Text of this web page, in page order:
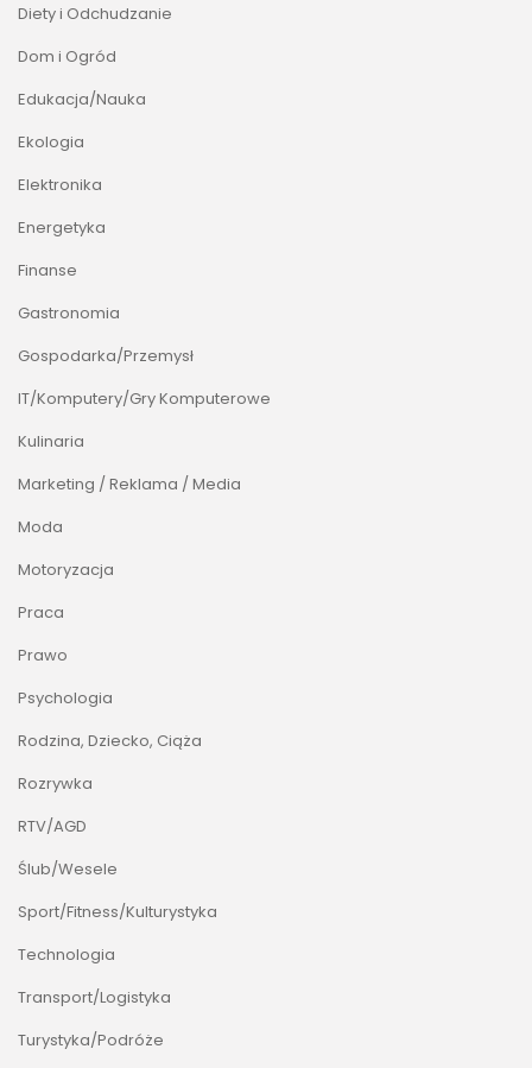
Diety i Odchudzanie
Dom i Ogród
Edukacja/Nauka
Ekologia
Elektronika
Energetyka
Finanse
Gastronomia
Gospodarka/Przemysł
IT/Komputery/Gry Komputerowe
Kulinaria
Marketing / Reklama / Media
Moda
Motoryzacja
Praca
Prawo
Psychologia
Rodzina, Dziecko, Ciąża
Rozrywka
RTV/AGD
Ślub/Wesele
Sport/Fitness/Kulturystyka
Technologia
Transport/Logistyka
Turystyka/Podróże